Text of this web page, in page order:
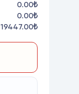
0.00₺
0.00₺
19447.00₺